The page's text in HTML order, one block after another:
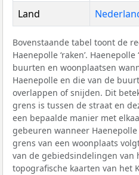
Land
Bovenstaande tabel toont de
Haenepolle ‘raken’.
buurten en woonplaatsen
Haenepolle en die van de
overlappen of snijden. Dit
grens is tussen de straat en
een bepaalde manier met
gebeuren wanneer
grens van een woonplaats
van de gebiedsindelingen van
topografische kaarten van het